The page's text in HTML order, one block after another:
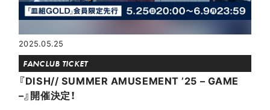
2025.05.25
FANCLUB TICKET
『DISH// SUMMER AMUSEMENT ’25 – GAME
–』開催決定！